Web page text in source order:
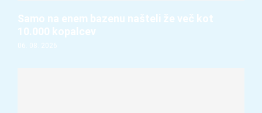
Samo na enem bazenu našteli že več kot
10.000 kopalcev
06. 08. 2026